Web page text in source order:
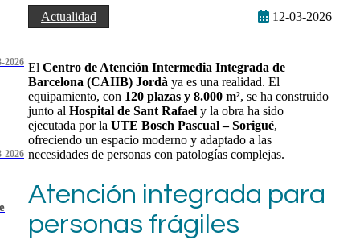
2026
2026
Actualidad 12-03-2026
ElCentro de Atención Intermedia Integrada de
Barcelona (CAIIB) Jordà ya es una realidad. El
equipamiento, con 120 plazas y 8.000 m², se ha construido
junto al Hospital de Sant Rafaely la obra ha sido
ejecutada por laUTE Bosch Pascual – Sorigué,
ofreciendo un espacio moderno y adaptado a las
necesidades de personas con patologías complejas.
Atención integrada para
personas frágiles